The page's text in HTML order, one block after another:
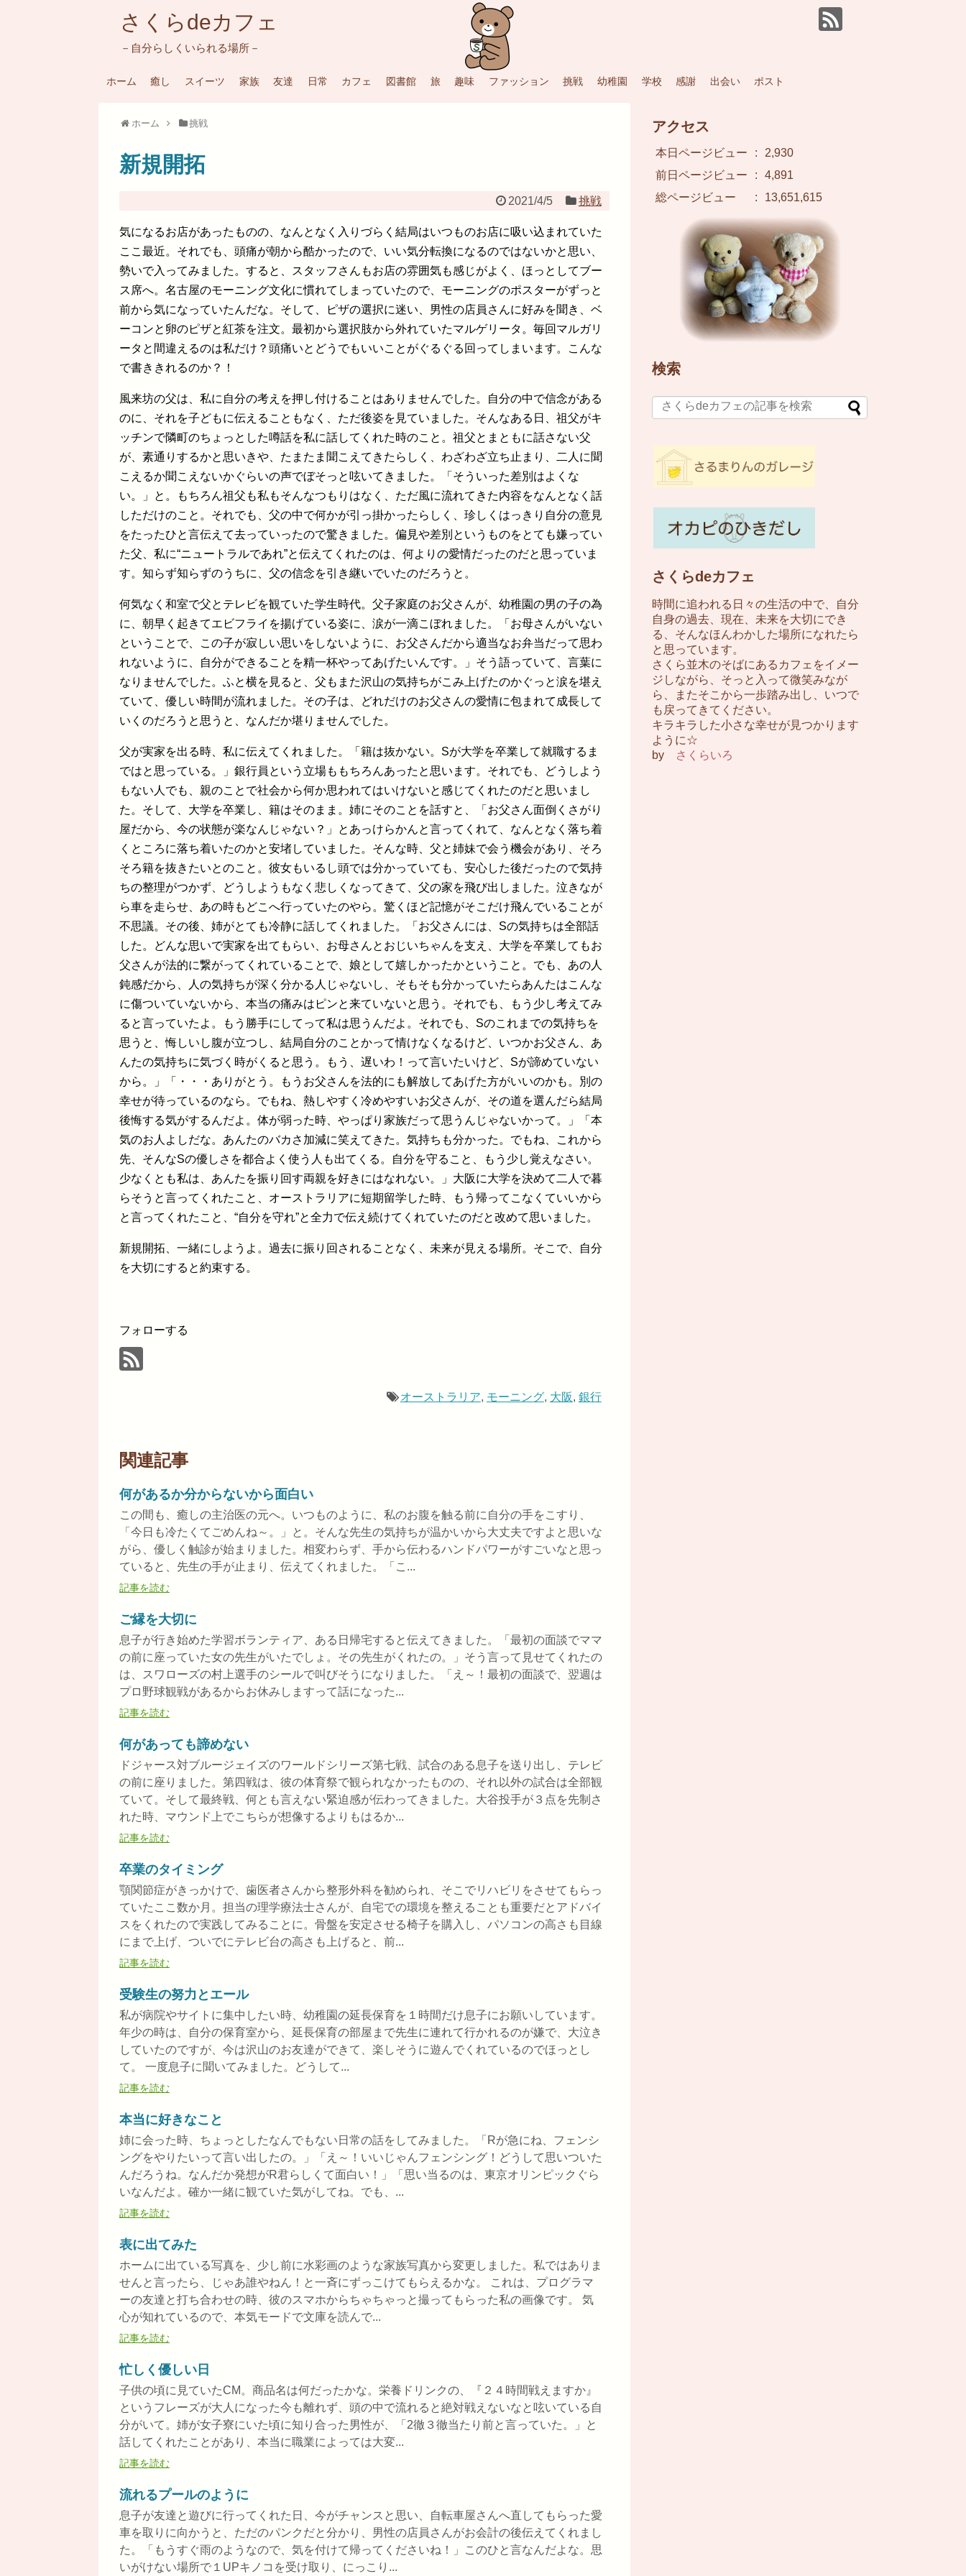
さくらdeカフェ
－自分らしくいられる場所－
ホーム 癒し スイーツ 家族 友達 日常 カフェ 図書館 旅 趣味 ファッション 挑戦 幼稚園 学校 感謝 出会い ポスト
ホーム 挑戦
新規開拓
2021/4/5 挑戦
気になるお店があったものの、なんとなく入りづらく結局はいつものお店に吸い込まれていた
ここ最近。それでも、頭痛が朝から酷かったので、いい気分転換になるのではないかと思い、
勢いで入ってみました。すると、スタッフさんもお店の雰囲気も感じがよく、ほっとしてブー
ス席へ。名古屋のモーニング文化に慣れてしまっていたので、モーニングのポスターがずっと
前から気になっていたんだな。そして、ピザの選択に迷い、男性の店員さんに好みを聞き、ベ
ーコンと卵のピザと紅茶を注文。最初から選択肢から外れていたマルゲリータ。毎回マルガリ
ータと間違えるのは私だけ？頭痛いとどうでもいいことがぐるぐる回ってしまいます。こんな
で書ききれるのか？！
風来坊の父は、私に自分の考えを押し付けることはありませんでした。自分の中で信念がある
のに、それを子どもに伝えることもなく、ただ後姿を見ていました。そんなある日、祖父がキ
ッチンで隣町のちょっとした噂話を私に話してくれた時のこと。祖父とまともに話さない父
が、素通りするかと思いきや、たまたま聞こえてきたらしく、わざわざ立ち止まり、二人に聞
こえるか聞こえないかぐらいの声でぼそっと呟いてきました。「そういった差別はよくな
い。」と。もちろん祖父も私もそんなつもりはなく、ただ風に流れてきた内容をなんとなく話
しただけのこと。それでも、父の中で何かが引っ掛かったらしく、珍しくはっきり自分の意見
をたったひと言伝えて去っていったので驚きました。偏見や差別というものをとても嫌ってい
た父、私に“ニュートラルであれ”と伝えてくれたのは、何よりの愛情だったのだと思っていま
す。知らず知らずのうちに、父の信念を引き継いでいたのだろうと。
何気なく和室で父とテレビを観ていた学生時代。父子家庭のお父さんが、幼稚園の男の子の為
に、朝早く起きてエビフライを揚げている姿に、涙が一滴こぼれました。「お母さんがいない
ということで、この子が寂しい思いをしないように、お父さんだから適当なお弁当だって思わ
れないように、自分ができることを精一杯やってあげたいんです。」そう語っていて、言葉に
なりませんでした。ふと横を見ると、父もまた沢山の気持ちがこみ上げたのかぐっと涙を堪え
ていて、優しい時間が流れました。その子は、どれだけのお父さんの愛情に包まれて成長して
いくのだろうと思うと、なんだか堪りませんでした。
父が実家を出る時、私に伝えてくれました。「籍は抜かない。Sが大学を卒業して就職するま
ではと思っている。」銀行員という立場ももちろんあったと思います。それでも、どうしよう
もない人でも、親のことで社会から何か思われてはいけないと感じてくれたのだと思いまし
た。そして、大学を卒業し、籍はそのまま。姉にそのことを話すと、「お父さん面倒くさがり
屋だから、今の状態が楽なんじゃない？」とあっけらかんと言ってくれて、なんとなく落ち着
くところに落ち着いたのかと安堵していました。そんな時、父と姉妹で会う機会があり、そろ
そろ籍を抜きたいとのこと。彼女もいるし頭では分かっていても、安心した後だったので気持
ちの整理がつかず、どうしようもなく悲しくなってきて、父の家を飛び出しました。泣きなが
ら車を走らせ、あの時もどこへ行っていたのやら。驚くほど記憶がそこだけ飛んでいることが
不思議。その後、姉がとても冷静に話してくれました。「お父さんには、Sの気持ちは全部話
した。どんな思いで実家を出てもらい、お母さんとおじいちゃんを支え、大学を卒業してもお
父さんが法的に繋がってくれていることで、娘として嬉しかったかということ。でも、あの人
鈍感だから、人の気持ちが深く分かる人じゃないし、そもそも分かっていたらあんたはこんな
に傷ついていないから、本当の痛みはピンと来ていないと思う。それでも、もう少し考えてみ
ると言っていたよ。もう勝手にしてって私は思うんだよ。それでも、Sのこれまでの気持ちを
思うと、悔しいし腹が立つし、結局自分のことかって情けなくなるけど、いつかお父さん、あ
んたの気持ちに気づく時がくると思う。もう、遅いわ！って言いたいけど、Sが諦めていない
から。」「・・・ありがとう。もうお父さんを法的にも解放してあげた方がいいのかも。別の
幸せが待っているのなら。でもね、熱しやすく冷めやすいお父さんが、その道を選んだら結局
後悔する気がするんだよ。体が弱った時、やっぱり家族だって思うんじゃないかって。」「本
気のお人よしだな。あんたのバカさ加減に笑えてきた。気持ちも分かった。でもね、これから
先、そんなSの優しさを都合よく使う人も出てくる。自分を守ること、もう少し覚えなさい。
少なくとも私は、あんたを振り回す両親を好きにはなれない。」大阪に大学を決めて二人で暮
らそうと言ってくれたこと、オーストラリアに短期留学した時、もう帰ってこなくていいから
と言ってくれたこと、“自分を守れ”と全力で伝え続けてくれていたのだと改めて思いました。
新規開拓、一緒にしようよ。過去に振り回されることなく、未来が見える場所。そこで、自分
を大切にすると約束する。
フォローする
オーストラリア, モーニング, 大阪, 銀行
関連記事
何があるか分からないから面白い
この間も、癒しの主治医の元へ。いつものように、私のお腹を触る前に自分の手をこすり、
「今日も冷たくてごめんね～。」と。そんな先生の気持ちが温かいから大丈夫ですよと思いな
がら、優しく触診が始まりました。相変わらず、手から伝わるハンドパワーがすごいなと思っ
ていると、先生の手が止まり、伝えてくれました。「こ...
記事を読む
ご縁を大切に
息子が行き始めた学習ボランティア、ある日帰宅すると伝えてきました。「最初の面談でママ
の前に座っていた女の先生がいたでしょ。その先生がくれたの。」そう言って見せてくれたの
は、スワローズの村上選手のシールで叫びそうになりました。「え～！最初の面談で、翌週は
プロ野球観戦があるからお休みしますって話になった...
記事を読む
何があっても諦めない
ドジャース対ブルージェイズのワールドシリーズ第七戦、試合のある息子を送り出し、テレビ
の前に座りました。第四戦は、彼の体育祭で観られなかったものの、それ以外の試合は全部観
ていて。そして最終戦、何とも言えない緊迫感が伝わってきました。大谷投手が３点を先制さ
れた時、マウンド上でこちらが想像するよりもはるか...
記事を読む
卒業のタイミング
顎関節症がきっかけで、歯医者さんから整形外科を勧められ、そこでリハビリをさせてもらっ
ていたここ数か月。担当の理学療法士さんが、自宅での環境を整えることも重要だとアドバイ
スをくれたので実践してみることに。骨盤を安定させる椅子を購入し、パソコンの高さも目線
にまで上げ、ついでにテレビ台の高さも上げると、前...
記事を読む
受験生の努力とエール
私が病院やサイトに集中したい時、幼稚園の延長保育を１時間だけ息子にお願いしています。
年少の時は、自分の保育室から、延長保育の部屋まで先生に連れて行かれるのが嫌で、大泣き
していたのですが、今は沢山のお友達ができて、楽しそうに遊んでくれているのでほっとし
て。 一度息子に聞いてみました。どうして...
記事を読む
本当に好きなこと
姉に会った時、ちょっとしたなんでもない日常の話をしてみました。「Rが急にね、フェンシ
ングをやりたいって言い出したの。」「え～！いいじゃんフェンシング！どうして思いついた
んだろうね。なんだか発想がR君らしくて面白い！」「思い当るのは、東京オリンピックぐら
いなんだよ。確か一緒に観ていた気がしてね。でも、...
記事を読む
表に出てみた
ホームに出ている写真を、少し前に水彩画のような家族写真から変更しました。私ではありま
せんと言ったら、じゃあ誰やねん！と一斉にずっこけてもらえるかな。 これは、プログラマ
ーの友達と打ち合わせの時、彼のスマホからちゃちゃっと撮ってもらった私の画像です。 気
心が知れているので、本気モードで文庫を読んで...
記事を読む
忙しく優しい日
子供の頃に見ていたCM。商品名は何だったかな。栄養ドリンクの、『２４時間戦えますか』
というフレーズが大人になった今も離れず、頭の中で流れると絶対戦えないなと呟いている自
分がいて。姉が女子寮にいた頃に知り合った男性が、「2徹３徹当たり前と言っていた。」と
話してくれたことがあり、本当に職業によっては大変...
記事を読む
流れるプールのように
息子が友達と遊びに行ってくれた日、今がチャンスと思い、自転車屋さんへ直してもらった愛
車を取りに向かうと、ただのパンクだと分かり、男性の店員さんがお会計の後伝えてくれまし
た。「もうすぐ雨のようなので、気を付けて帰ってくださいね！」このひと言なんだよな。思
いがけない場所で１UPキノコを受け取り、にっこり...
アクセス
本日ページビュー :
2,930
前日ページビュー
:
4,891
総ページビュー
: 13,651,615
検索
さくらdeカフェ
時間に追われる日々の生活の中で、自分
自身の過去、現在、未来を大切にでき
る、そんなほんわかした場所になれたら
と思っています。
さくら並木のそばにあるカフェをイメー
ジしながら、そっと入って微笑みなが
ら、またそこから一歩踏み出し、いつで
も戻ってきてください。
キラキラした小さな幸せが見つかります
ように☆
by
さくらいろ